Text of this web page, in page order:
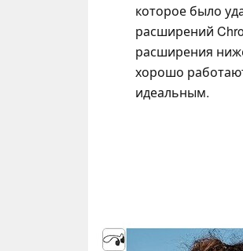
которое было
расширений
расширения
хорошо
идеальным.